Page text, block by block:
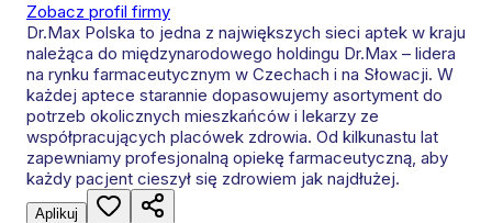
Zobacz profil firmy
Dr.Max Polska to jedna z największych sieci aptek w kraju
należąca do międzynarodowego holdingu Dr.Max – lidera
na rynku farmaceutycznym w Czechach i na Słowacji. W
każdej aptece starannie dopasowujemy asortyment do
potrzeb okolicznych mieszkańców i lekarzy ze
współpracujących placówek zdrowia. Od kilkunastu lat
zapewniamy profesjonalną opiekę farmaceutyczną, aby
każdy pacjent cieszył się zdrowiem jak najdłużej.
Aplikuj